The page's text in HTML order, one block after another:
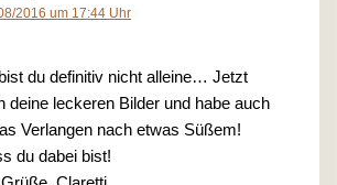
2016 um 17:44 Uhr
du definitiv nicht alleine… Jetzt
deine leckeren Bilder und habe auch
Verlangen nach etwas Süßem!
du dabei bist!